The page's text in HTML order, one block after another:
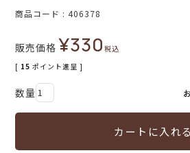
商品コード 406378
販売価格 ¥330税込
[ 15 ポイント進呈 ]
カートに入れる